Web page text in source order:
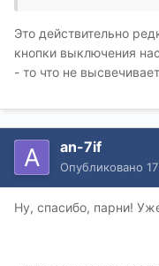
Это действительно
кнопки выключения
- то что не
an-7if
Опубликовано
Ну, спасибо, парни!